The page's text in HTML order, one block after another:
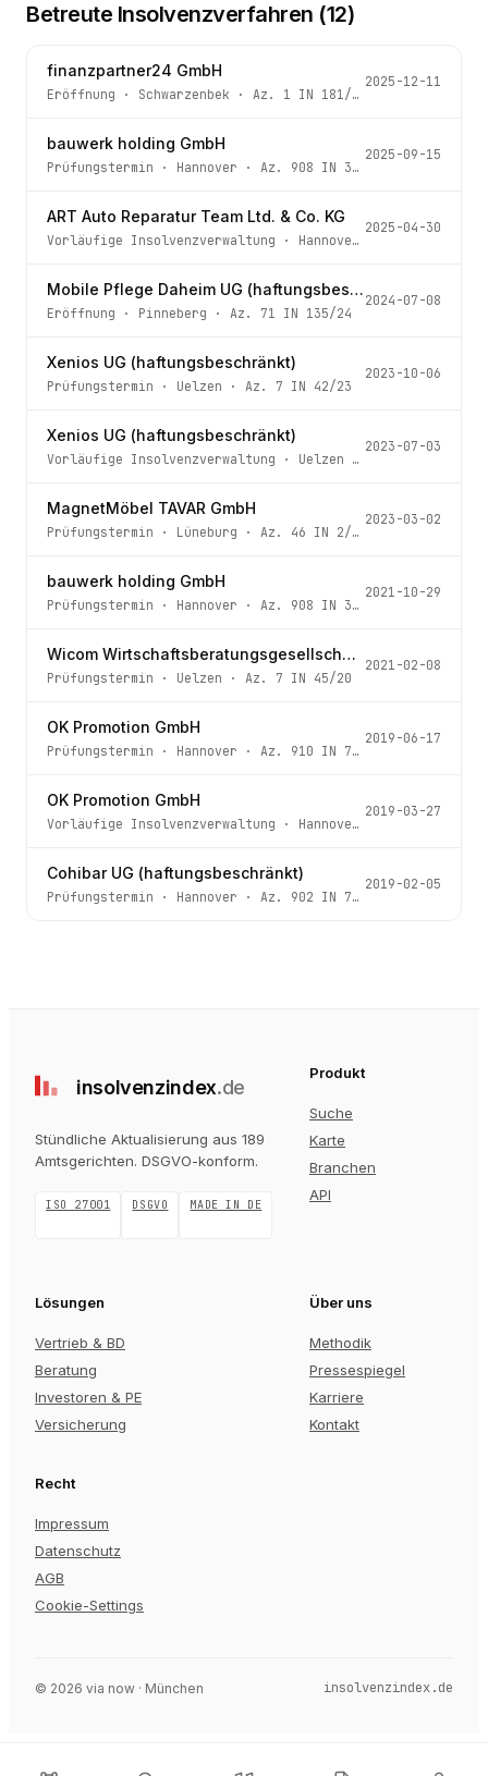
Betreute Insolvenzverfahren (12)
finanzpartner24 GmbH
Eröffnung · Schwarzenbek · Az. 1 IN 181/25
2025-12-11
bauwerk holding GmbH
Prüfungstermin · Hannover · Az. 908 IN 399/21 - 5 -
2025-09-15
ART Auto Reparatur Team Ltd. & Co. KG
Vorläufige Insolvenzverwaltung · Hannover
2025-04-30
Mobile Pflege Daheim UG (haftungsbeschränkt)
Eröffnung · Pinneberg · Az. 71 IN 135/24
2024-07-08
Xenios UG (haftungsbeschränkt)
Prüfungstermin · Uelzen · Az. 7 IN 42/23
2023-10-06
Xenios UG (haftungsbeschränkt)
Vorläufige Insolvenzverwaltung · Uelzen
2023-07-03
MagnetMöbel TAVAR GmbH
Prüfungstermin · Lüneburg · Az. 46 IN 2/23
2023-03-02
bauwerk holding GmbH
Prüfungstermin · Hannover · Az. 908 IN 399/21 - 5 -
2021-10-29
Wicom Wirtschaftsberatungsgesellschaft mbH
Prüfungstermin · Uelzen · Az. 7 IN 45/20
2021-02-08
OK Promotion GmbH
Prüfungstermin · Hannover · Az. 910 IN 76/19 - 6 -
2019-06-17
OK Promotion GmbH
Vorläufige Insolvenzverwaltung · Hannover
2019-03-27
Cohibar UG (haftungsbeschränkt)
Prüfungstermin · Hannover · Az. 902 IN 716/18 - 8 -
2019-02-05
insolvenzindex.de
Stündliche Aktualisierung aus 189
Amtsgerichten. DSGVO-konform.
ISO 27001 DSGVO MADE IN DE
Produkt
Suche
Karte
Branchen
API
Lösungen
Vertrieb & BD
Beratung
Investoren & PE
Versicherung
Über uns
Methodik
Pressespiegel
Karriere
Kontakt
Recht
Impressum
Datenschutz
AGB
Cookie-Settings
© 2026 via now · München insolvenzindex.de